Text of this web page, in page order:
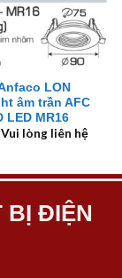
LON
âm trần AFC
LED MR16
Vui lòng liên hệ
BỊ ĐIỆN